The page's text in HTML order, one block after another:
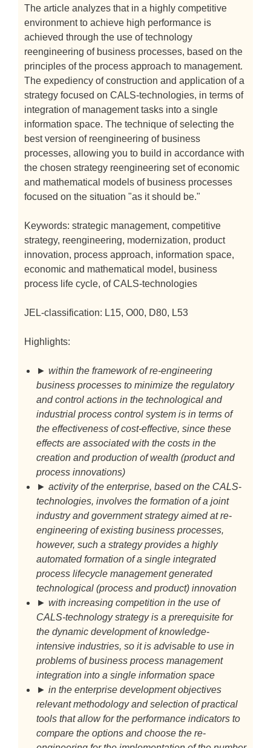
The article analyzes that in a highly competitive
environment to achieve high performance is
achieved through the use of technology
reengineering of business processes, based on the
principles of the process approach to management.
The expediency of construction and application of a
strategy focused on CALS-technologies, in terms of
integration of management tasks into a single
information space. The technique of selecting the
best version of reengineering of business
processes, allowing you to build in accordance with
the chosen strategy reengineering set of economic
and mathematical models of business processes
focused on the situation "as it should be."
Keywords: strategic management, competitive
strategy, reengineering, modernization, product
innovation, process approach, information space,
economic and mathematical model, business
process life cycle, of CALS-technologies
JEL-classification: L15, O00, D80, L53
Highlights:
► within the framework of re-engineering
business processes to minimize the regulatory
and control actions in the technological and
industrial process control system is in terms of
the effectiveness of cost-effective, since these
effects are associated with the costs in the
creation and production of wealth (product and
process innovations)
► activity of the enterprise, based on the CALS-
technologies, involves the formation of a joint
industry and government strategy aimed at re-
engineering of existing business processes,
however, such a strategy provides a highly
automated formation of a single integrated
process lifecycle management generated
technological (process and product) innovation
► with increasing competition in the use of
CALS-technology strategy is a prerequisite for
the dynamic development of knowledge-
intensive industries, so it is advisable to use in
problems of business process management
integration into a single information space
► in the enterprise development objectives
relevant methodology and selection of practical
tools that allow for the performance indicators to
compare the options and choose the re-